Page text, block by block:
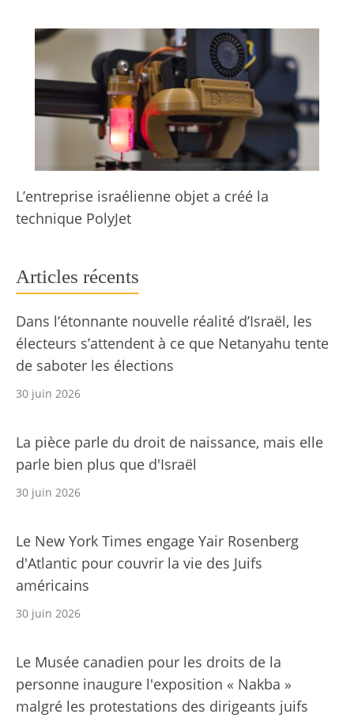
L’entreprise israélienne objet a créé la
technique PolyJet
Articles récents
Dans l’étonnante nouvelle réalité d’Israël, les
électeurs s’attendent à ce que Netanyahu tente
de saboter les élections
30 juin 2026
La pièce parle du droit de naissance, mais elle
parle bien plus que d'Israël
30 juin 2026
Le New York Times engage Yair Rosenberg
d'Atlantic pour couvrir la vie des Juifs
américains
30 juin 2026
Le Musée canadien pour les droits de la
personne inaugure l'exposition « Nakba »
malgré les protestations des dirigeants juifs